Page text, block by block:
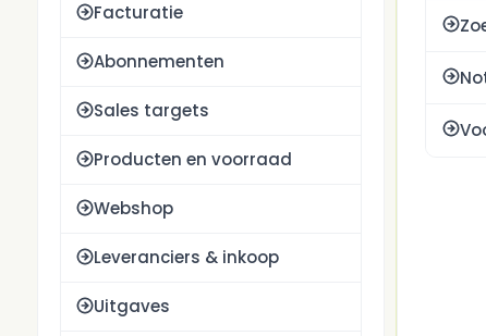
Facturatie
Abonnementen
Sales targets
Producten en voorraad
Webshop
Leveranciers & inkoop
Uitgaves